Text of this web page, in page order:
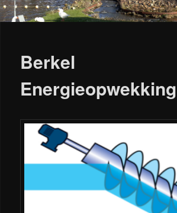
Berkel
Energieopwekking